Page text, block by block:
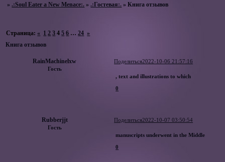
» .:Soul Eater a New Menace:. ».:Гостевая:. »Книга отзывов
Книга отзывов
Страница: « 1 2 3 4 5 6 … 24 »
Поделиться2022-10-06 21:57:16
RainMachinelxw
Гость
, text and illustrations to which
0
Поделиться2022-10-07 03:50:54
Rubberjjt
Гость
manuscripts underwent in the Middle
0